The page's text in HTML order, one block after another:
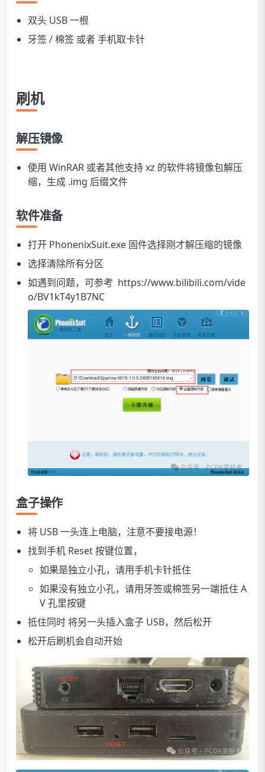
双头 USB 一根
牙签 / 棉签 或者 手机取卡针
刷机
解压镜像
使用 WinRAR 或者其他支持 xz 的软件将镜像包解压
缩，生成 .img 后缀文件
软件准备
打开 PhonenixSuit.exe 固件选择刚才解压缩的镜像
选择清除所有分区
如遇到问题，可参考 https://www.bilibili.com/vide
o/BV1kT4y1B7NC
盒子操作
将 USB 一头连上电脑，注意不要接电源！
找到手机 Reset 按键位置，
如果是独立小孔，请用手机卡针抵住
如果没有独立小孔，请用牙签或棉签另一端抵住 A
V 孔里按键
抵住同时 将另一头插入盒子 USB，然后松开
松开后刷机会自动开始